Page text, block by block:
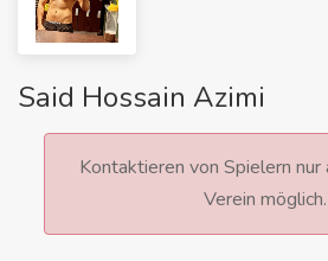
Said Hossain Azimi
Kontaktieren von Spielern
Verein möglich.